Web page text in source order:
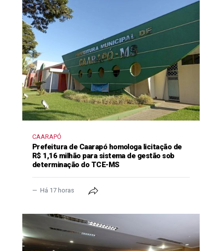
CAARAPÓ
Prefeitura de Caarapó homologa licitação de
R$ 1,16 milhão para sistema de gestão sob
determinação do TCE-MS
Há 17 horas